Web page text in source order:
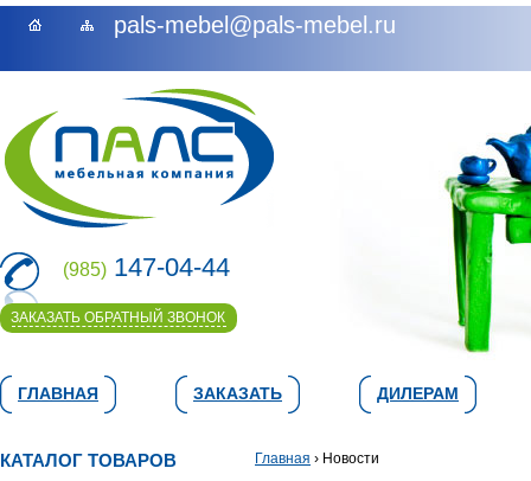
pals-mebel@pals-mebel.ru
(985) 147-04-44
ЗАКАЗАТЬ ОБРАТНЫЙ ЗВОНОК
ГЛАВНАЯ ЗАКАЗАТЬ ДИЛЕРАМ
КАТАЛОГ ТОВАРОВ Главная › Новости